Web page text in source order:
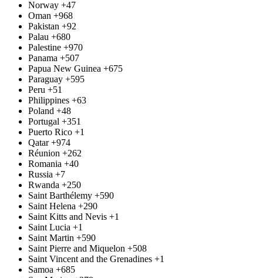
Norway +47
Oman +968
Pakistan +92
Palau +680
Palestine +970
Panama +507
Papua New Guinea +675
Paraguay +595
Peru +51
Philippines +63
Poland +48
Portugal +351
Puerto Rico +1
Qatar +974
Réunion +262
Romania +40
Russia +7
Rwanda +250
Saint Barthélemy +590
Saint Helena +290
Saint Kitts and Nevis +1
Saint Lucia +1
Saint Martin +590
Saint Pierre and Miquelon +508
Saint Vincent and the Grenadines +1
Samoa +685